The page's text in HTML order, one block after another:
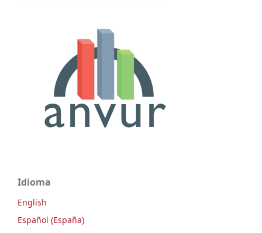
Idioma
English
Español (España)